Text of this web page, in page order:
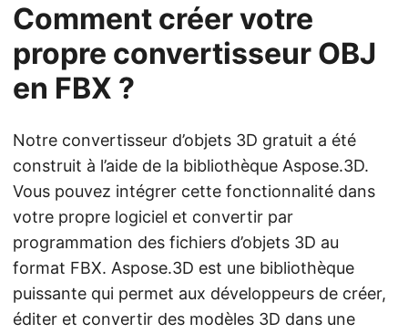
Comment créer votre
propre convertisseur OBJ
en FBX ?
Notre convertisseur d’objets 3D gratuit a été
construit à l’aide de la bibliothèque Aspose.3D.
Vous pouvez intégrer cette fonctionnalité dans
votre propre logiciel et convertir par
programmation des fichiers d’objets 3D au
format FBX. Aspose.3D est une bibliothèque
puissante qui permet aux développeurs de créer,
éditer et convertir des modèles 3D dans une